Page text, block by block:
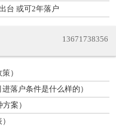
台 或可2年落户
13671738356
）
落户条件是什么样的）
案）